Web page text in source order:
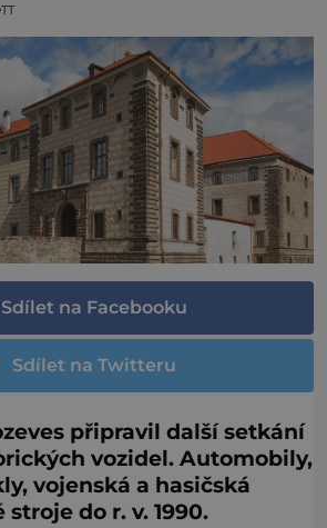
Sdílet na Facebooku
Sdílet na Twitteru
připravil další setkání
vozidel. Automobily,
vojenská a hasičská
do r. v. 1990.